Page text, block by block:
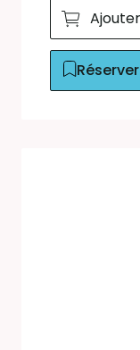
Réserver